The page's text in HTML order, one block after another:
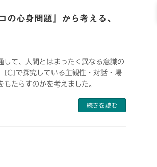
心身問題』から考える、
て、人間とはまったく異なる意識の
ICIで探究している主観性・対話・場
たらすのかを考えました。
続きを読む